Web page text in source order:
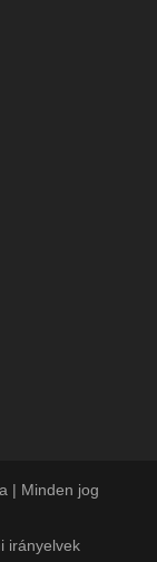
| Minden jog
irányelvek